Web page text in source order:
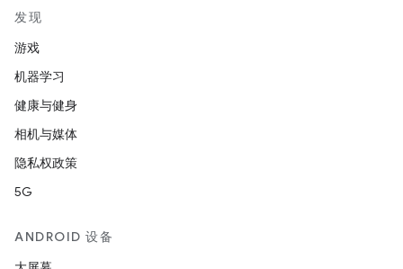
发现
游戏
机器学习
健康与健身
相机与媒体
隐私权政策
5G
ANDROID 设备